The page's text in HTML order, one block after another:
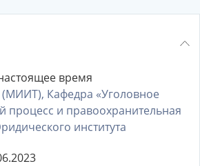
время
(МИИТ), Кафедра «Уголовное
процесс и правоохранительная
института